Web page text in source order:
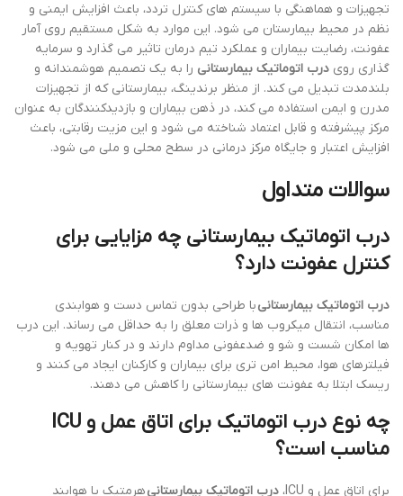
تجهیزات و هماهنگی با سیستم های کنترل تردد، باعث افزایش ایمنی و
نظم در محیط بیمارستان می شود. این موارد به شکل مستقیم روی آمار
عفونت، رضایت بیماران و عملکرد تیم درمان تاثیر می گذارد و سرمایه
گذاری روی درب اتوماتیک بیمارستانی را به یک تصمیم هوشمندانه و
بلندمدت تبدیل می کند. از منظر برندینگ، بیمارستانی که از تجهیزات
مدرن و ایمن استفاده می کند، در ذهن بیماران و بازدیدکنندگان به عنوان
مرکز پیشرفته و قابل اعتماد شناخته می شود و این مزیت رقابتی، باعث
افزایش اعتبار و جایگاه مرکز درمانی در سطح محلی و ملی می شود.
سوالات متداول
درب اتوماتیک بیمارستانی چه مزایایی برای
کنترل عفونت دارد؟
درب اتوماتیک بیمارستانیبا طراحی بدون تماس دست و هوابندی
مناسب، انتقال میکروب ها و ذرات معلق را به حداقل می رساند. این درب
ها امکان شست و شو و ضدعفونی مداوم دارند و در کنار تهویه و
فیلترهای هوا، محیط امن تری برای بیماران و کارکنان ایجاد می کنند و
ریسک ابتلا به عفونت های بیمارستانی را کاهش می دهند.
چه نوع درب اتوماتیک برای اتاق عمل و ICU
مناسب است؟
برای اتاق عمل و ICU، درب اتوماتیک بیمارستانیهرمتیک یا هوابند